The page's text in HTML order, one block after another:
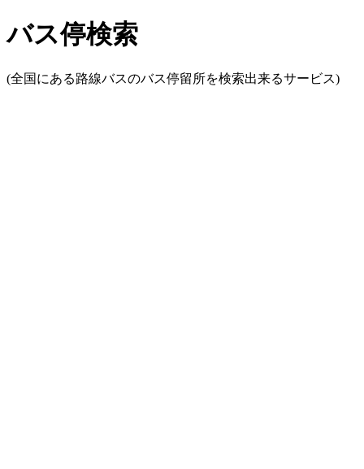
バス停検索
(全国にある路線バスのバス停留所を検索出来るサービス)